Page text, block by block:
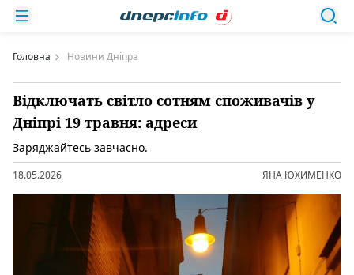
Головна Новини Дніпра
Відключать світло сотням споживачів у
Дніпрі 19 травня: адреси
Заряджайтесь завчасно.
18.05.2026 ЯНА ЮХИМЕНКО